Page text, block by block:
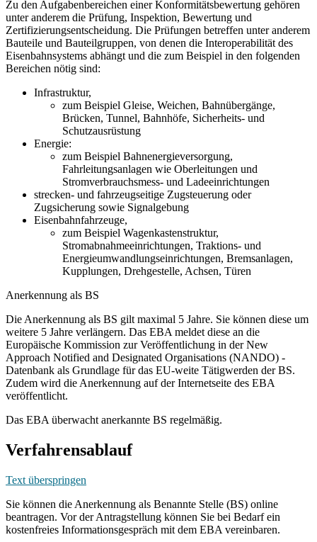
Zu den Aufgabenbereichen einer Konformitätsbewertung gehören
unter anderem die Prüfung, Inspektion, Bewertung und
Zertifizierungsentscheidung. Die Prüfungen betreffen unter anderem
Bauteile und Bauteilgruppen, von denen die Interoperabilität des
Eisenbahnsystems abhängt und die zum Beispiel in den folgenden
Bereichen nötig sind:
Infrastruktur,
zum Beispiel Gleise, Weichen, Bahnübergänge,
Brücken, Tunnel, Bahnhöfe, Sicherheits- und
Schutzausrüstung
Energie:
zum Beispiel Bahnenergieversorgung,
Fahrleitungsanlagen wie Oberleitungen und
Stromverbrauchsmess- und Ladeeinrichtungen
strecken- und fahrzeugseitige Zugsteuerung oder
Zugsicherung sowie Signalgebung
Eisenbahnfahrzeuge,
zum Beispiel Wagenkastenstruktur,
Stromabnahmeeinrichtungen, Traktions- und
Energieumwandlungseinrichtungen, Bremsanlagen,
Kupplungen, Drehgestelle, Achsen, Türen
Anerkennung als BS
Die Anerkennung als BS gilt maximal 5 Jahre. Sie können diese um
weitere 5 Jahre verlängern. Das EBA meldet diese an die
Europäische Kommission zur Veröffentlichung in der New
Approach Notified and Designated Organisations (NANDO) -
Datenbank als Grundlage für das EU-weite Tätigwerden der BS.
Zudem wird die Anerkennung auf der Internetseite des EBA
veröffentlicht.
Das EBA überwacht anerkannte BS regelmäßig.
Verfahrensablauf
Text überspringen
Sie können die Anerkennung als Benannte Stelle (BS) online
beantragen. Vor der Antragstellung können Sie bei Bedarf ein
kostenfreies Informationsgespräch mit dem EBA vereinbaren.